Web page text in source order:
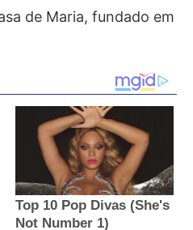
de Maria, fundado em